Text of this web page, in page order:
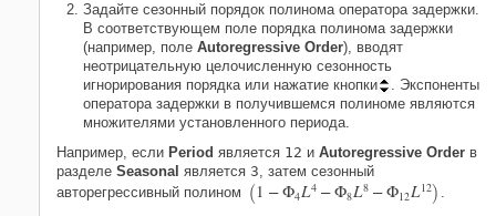
Задайте сезонный порядок полинома оператора задержки.
В соответствующем поле порядка полинома задержки
(например, поле Autoregressive Order), вводят
неотрицательную целочисленную сезонность
игнорирования порядка или нажатие кнопки
. Экспоненты
оператора задержки в получившемся полиноме являются
множителями установленного периода.
Например, если Period является 12 и Autoregressive Order в
разделе Seasonal является 3, затем сезонный
авторегрессивный полином (1 −Φ4L4 −Φ8L8 −Φ12L12)